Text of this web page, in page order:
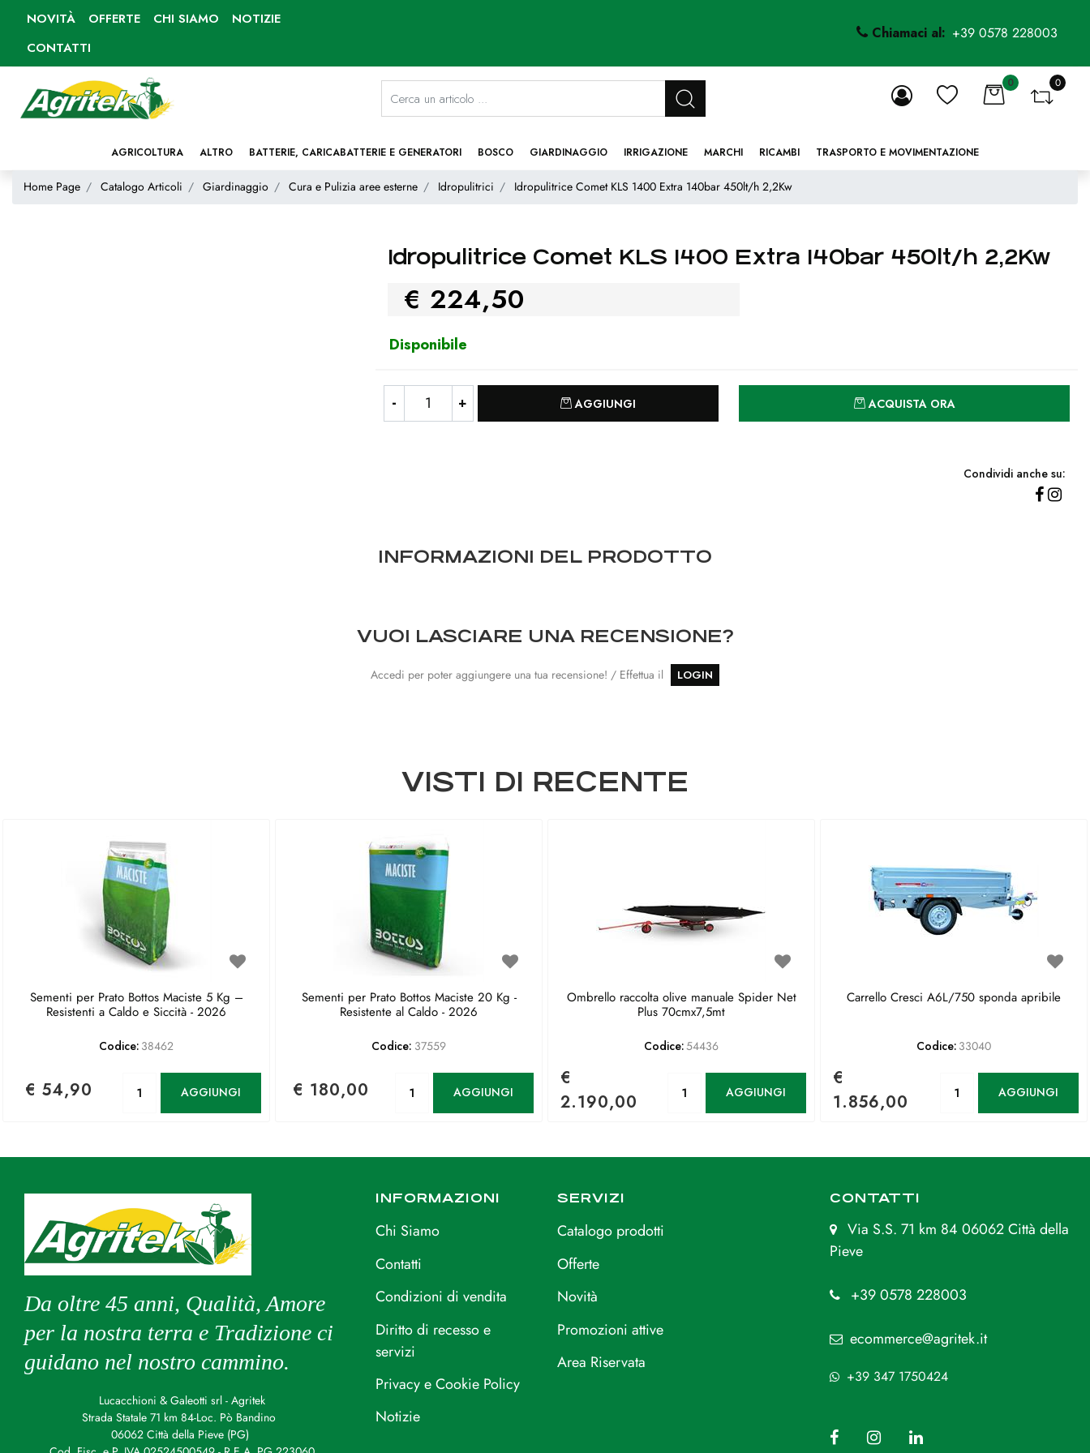
NOVITÀ OFFERTE CHI SIAMO
NOTIZIE
CONTATTI
Chiamaci al: +39 0578 228003
La modifica di un filtro aggiorna automaticamente gli altri filtri disponibili. 0 0
AGRICOLTURA ALTRO BATTERIE, CARICABATTERIE E GENERATORI BOSCO GIARDINAGGIO IRRIGAZIONE MARCHI RICAMBI TRASPORTO E MOVIMENTAZIONE
Home Page Catalogo Articoli Giardinaggio Cura e Pulizia aree esterne Idropulitrici Idropulitrice Comet KLS 1400 Extra 140bar 450lt/h 2,2Kw
Idropulitrice Comet KLS 1400 Extra 140bar 450lt/h 2,2Kw
€ 224,50
Disponibile
AGGIUNGI ACQUISTA ORA
Condividi anche su:
INFORMAZIONI DEL PRODOTTO
VUOI LASCIARE UNA RECENSIONE?
Accedi per poter aggiungere una tua recensione! / Effettua il LOGIN
VISTI DI RECENTE
Sementi per Prato Bottos Maciste 5 Kg –
Resistenti a Caldo e Siccità - 2026
Codice: 38462
€ 54,90 AGGIUNGI
Sementi per Prato Bottos Maciste 20 Kg -
Resistente al Caldo - 2026
Codice: 37559
€ 180,00 AGGIUNGI
Ombrello raccolta olive manuale Spider Net
Plus 70cmx7,5mt
Codice:54436
€
2.190,00
AGGIUNGI
Carrello Cresci A6L/750 sponda apribile
Codice: 33040
€
1.856,00
AGGIUNGI
Da oltre 45 anni, Qualità, Amore
per la nostra terra e Tradizione ci
guidano nel nostro cammino.
Lucacchioni & Galeotti srl - Agritek
Strada Statale 71 km 84-Loc. Pò Bandino
06062 Città della Pieve (PG)
INFORMAZIONI
Chi Siamo
Contatti
Condizioni di vendita
Diritto di recesso e
servizi
Privacy e Cookie Policy
Notizie
SERVIZI
Catalogo prodotti
Offerte
Novità
Promozioni attive
Area Riservata
CONTATTI
Via S.S. 71 km 84 06062 Città della
Pieve
+39 0578 228003
ecommerce@agritek.it
+39 347 1750424